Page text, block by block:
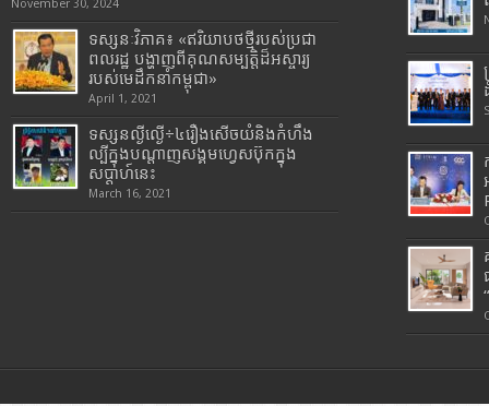
November 30, 2024
ទស្សនៈវិភាគ៖ «ឥរិយាបថថ្មីរបស់ប្រជា
ពលរដ្ឋ បង្ហាញពីគុណសម្បត្តិដ៏អស្ចារ្យ
របស់មេដឹកនាំកម្ពុជា»
April 1, 2021
ទស្សនល្ងីល្ងើ÷៤រឿងសើចយំនិងកំហឹង
ល្បីក្នុងបណ្តាញសង្គមហ្វេសប៊ុកក្នុង
សប្តាហ៍នេះ
March 16, 2021